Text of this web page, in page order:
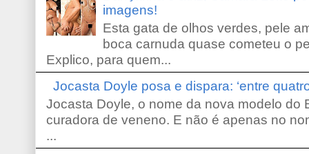
imagens!
Esta gata de olhos verdes, pele
boca carnuda quase cometeu o
Explico, para quem...
Jocasta Doyle posa e dispara: ‘entre
Jocasta Doyle, o nome da nova modelo do
curadora de veneno. E não é apenas no
...